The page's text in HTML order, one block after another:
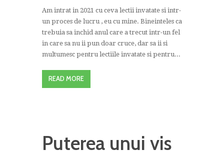
Am intrat in 2021 cu ceva lectii invatate si intr-
un proces de lucru , eu cu mine. Bineinteles ca
trebuia sa inchid anul care a trecut intr-un fel
in care sa nu ii pun doar cruce, dar sa ii si
multumesc pentru lectiile invatate si pentru...
READ MORE
Puterea unui vis